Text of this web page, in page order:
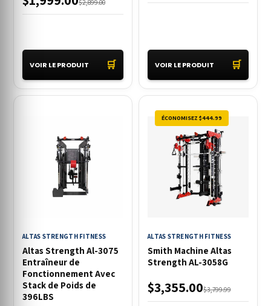
$2,899.00
VOIR LE PRODUIT 🛒 VOIR LE PRODUIT 🛒
ALTAS STRENGTH FITNESS
Altas Strength Al-3075
Entraîneur de
Fonctionnement Avec
Stack de Poids de
396LBS
ÉCONOMISEZ $444.99
ALTAS STRENGTH FITNESS
Smith Machine Altas
Strength AL-3058G
$3,799.99
$3,355.00